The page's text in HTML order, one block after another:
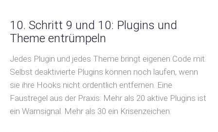
10. Schritt 9 und 10: Plugins und
Theme entrümpeln
Jedes Plugin und jedes Theme bringt eigenen Code mit.
Selbst deaktivierte Plugins können noch laufen, wenn
sie ihre Hooks nicht ordentlich entfernen. Eine
Faustregel aus der Praxis: Mehr als 20 aktive Plugins ist
ein Warnsignal. Mehr als 30 ein Krisenzeichen.